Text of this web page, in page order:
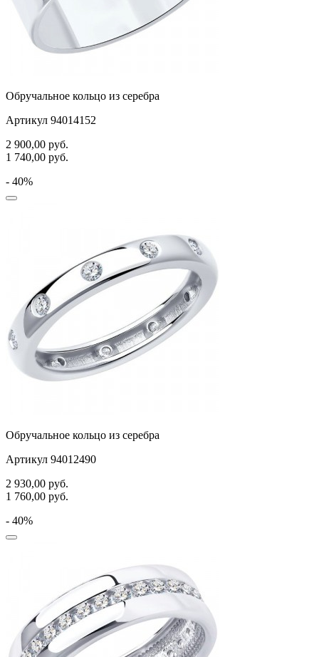
Обручальное кольцо из серебра
Артикул 94014152
2 900,00 руб.
1 740,00 руб.
- 40%
Обручальное кольцо из серебра
Артикул 94012490
2 930,00 руб.
1 760,00 руб.
- 40%